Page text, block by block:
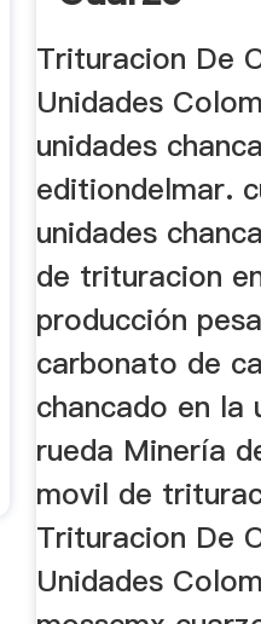
Trituracion De
Unidades
unidades
editiondelmar.
unidades
de trituracion
producción
carbonato de
chancado en la
rueda Minería
movil de
Trituracion De
Unidades